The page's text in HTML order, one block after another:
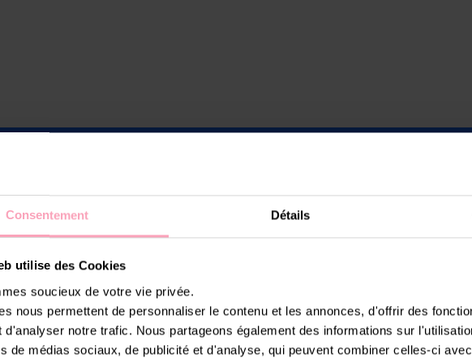
Consentement Détails
utilise des Cookies
soucieux de votre vie privée.
nous permettent de personnaliser le contenu et les annonces, d'offrir des
d'analyser notre trafic. Nous partageons également des informations sur
de médias sociaux, de publicité et d'analyse, qui peuvent combiner celles-ci
nos collaborateurs
métier, recruteurs, tech,
nosgood connectionsne